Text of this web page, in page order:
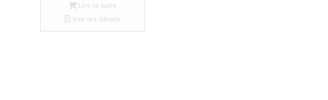
Lire la suite
Voir les détails